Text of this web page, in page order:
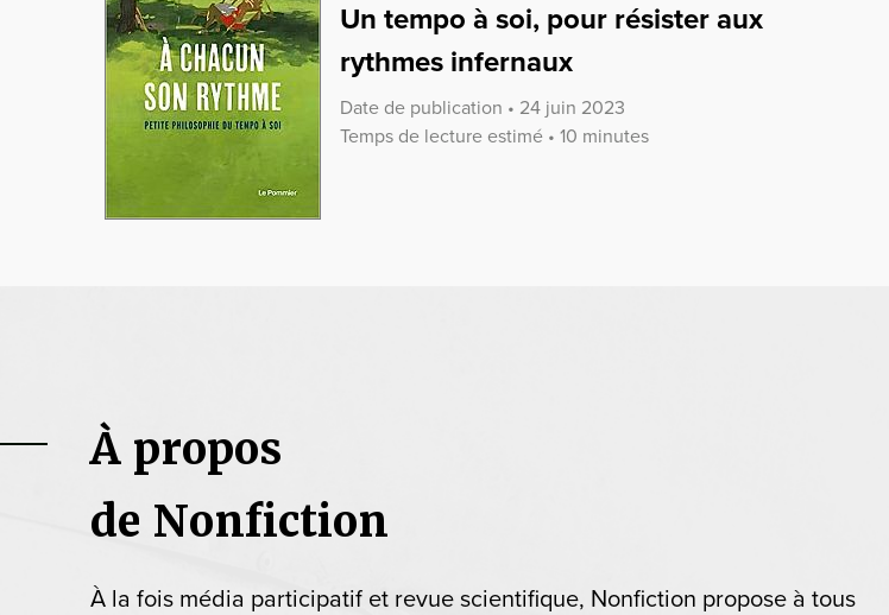
Un tempo à soi, pour résister aux
rythmes infernaux
Date de publication • 24 juin 2023
Temps de lecture estimé • 10 minutes
À propos
de Nonfiction
À la fois média participatif et revue scientifique, Nonfiction propose à tous